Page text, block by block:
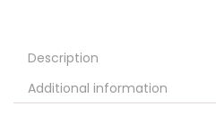
Description
Additional information